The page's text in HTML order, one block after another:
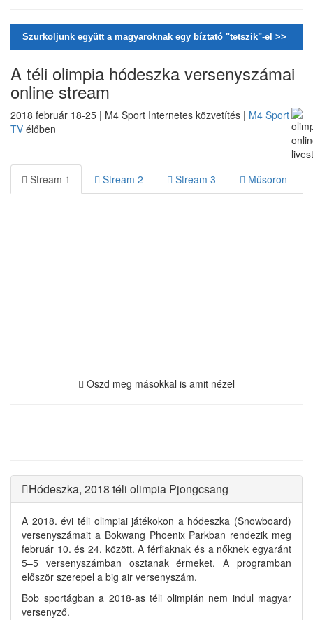
Szurkoljunk együtt a magyaroknak egy bíztató "tetszik"-el >>
A téli olimpia hódeszka versenyszámai
online stream
2018 február 18-25 | M4 Sport Internetes közvetítés | M4 Sport
TV élőben
Stream 1 Stream 2 Stream 3 Műsoron
Oszd meg másokkal is amit nézel
Hódeszka, 2018 téli olimpia Pjongcsang
A 2018. évi téli olimpiai játékokon a hódeszka (Snowboard)
versenyszámait a Bokwang Phoenix Parkban rendezik meg
február 10. és 24. között. A férfiaknak és a nőknek egyaránt
5–5 versenyszámban osztanak érmeket. A programban
először szerepel a big air versenyszám.
Bob sportágban a 2018-as téli olimpián nem indul magyar
versenyző.